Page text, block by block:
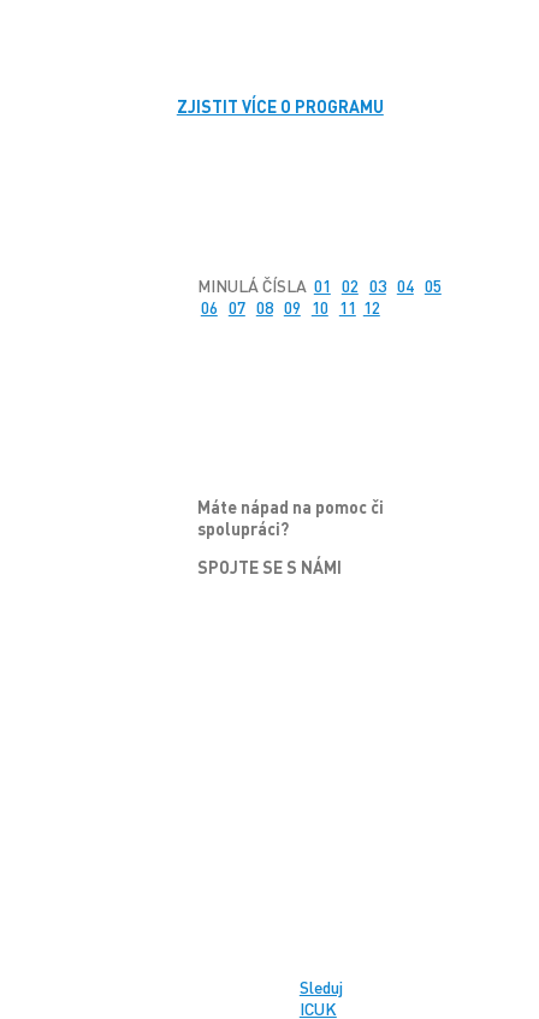
ZJISTIT VÍCE O PROGRAMU
MINULÁ ČÍSLA 01 02 03 04 05
06 07 08 09 10 11 12
Máte nápad na pomoc či
spolupráci?
SPOJTE SE S NÁMI
Sleduj
ICUK